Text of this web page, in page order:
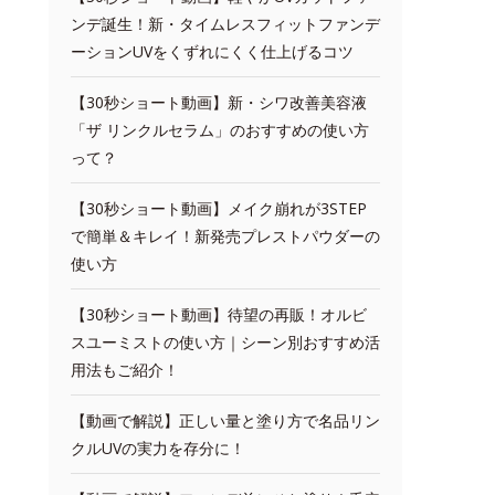
ンデ誕生！新・タイムレスフィットファンデ
ーションUVをくずれにくく仕上げるコツ
【30秒ショート動画】新・シワ改善美容液
「ザ リンクルセラム」のおすすめの使い方
って？
【30秒ショート動画】メイク崩れが3STEP
で簡単＆キレイ！新発売プレストパウダーの
使い方
【30秒ショート動画】待望の再販！オルビ
スユーミストの使い方｜シーン別おすすめ活
用法もご紹介！
【動画で解説】正しい量と塗り方で名品リン
クルUVの実力を存分に！